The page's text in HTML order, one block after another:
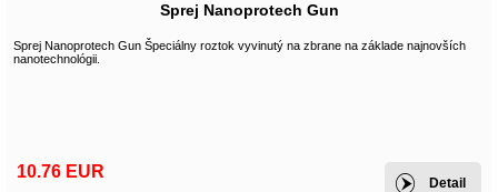
Sprej Nanoprotech Gun
Sprej Nanoprotech Gun Špeciálny roztok vyvinutý na zbrane na základe najnovších
nanotechnológii.
10.76 EUR
Detail